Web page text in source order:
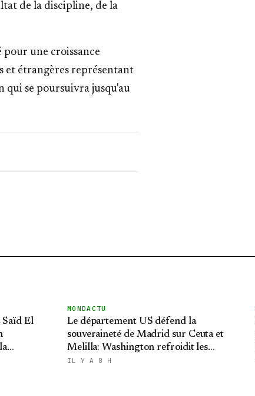
de la discipline, de la
pour une croissance
et étrangères représentant
qui se poursuivra jusqu'au
Saïd El
MONDACTU
Le département US défend la
souveraineté de Madrid sur Ceuta et
Melilla: Washington refroidit les
ambitions expansionnistes du Makhzen
IL Y A 8 H